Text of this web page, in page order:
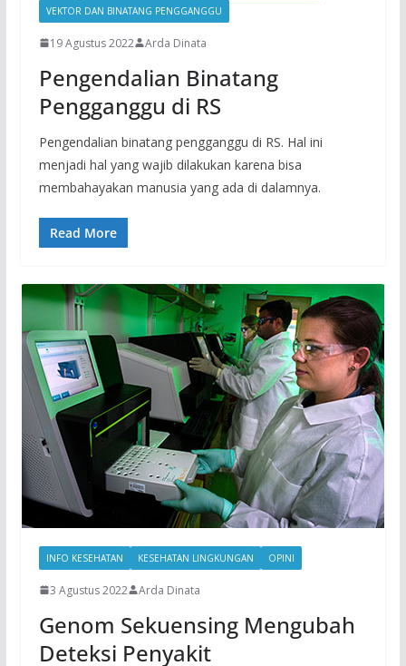
VEKTOR DAN BINATANG PENGGANGGU
19 Agustus 2022 Arda Dinata
Pengendalian Binatang
Pengganggu di RS
Pengendalian binatang pengganggu di RS. Hal ini
menjadi hal yang wajib dilakukan karena bisa
membahayakan manusia yang ada di dalamnya.
Read More
INFO KESEHATAN KESEHATAN LINGKUNGAN OPINI
3 Agustus 2022 Arda Dinata
Genom Sekuensing Mengubah
Deteksi Penyakit